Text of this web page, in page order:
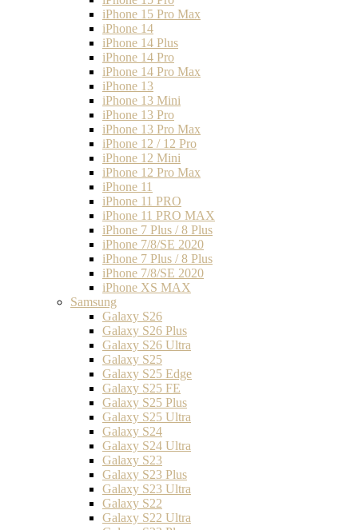
iPhone 15 Pro Max
iPhone 14
iPhone 14 Plus
iPhone 14 Pro
iPhone 14 Pro Max
iPhone 13
iPhone 13 Mini
iPhone 13 Pro
iPhone 13 Pro Max
iPhone 12 / 12 Pro
iPhone 12 Mini
iPhone 12 Pro Max
iPhone 11
iPhone 11 PRO
iPhone 11 PRO MAX
iPhone 7 Plus / 8 Plus
iPhone 7/8/SE 2020
iPhone 7 Plus / 8 Plus
iPhone 7/8/SE 2020
iPhone XS MAX
Samsung
Galaxy S26
Galaxy S26 Plus
Galaxy S26 Ultra
Galaxy S25
Galaxy S25 Edge
Galaxy S25 FE
Galaxy S25 Plus
Galaxy S25 Ultra
Galaxy S24
Galaxy S24 Ultra
Galaxy S23
Galaxy S23 Plus
Galaxy S23 Ultra
Galaxy S22
Galaxy S22 Ultra